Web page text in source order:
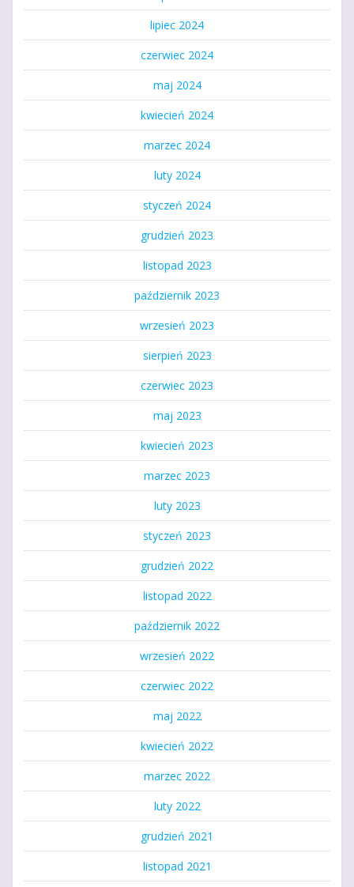
lipiec 2024
czerwiec 2024
maj 2024
kwiecień 2024
marzec 2024
luty 2024
styczeń 2024
grudzień 2023
listopad 2023
październik 2023
wrzesień 2023
sierpień 2023
czerwiec 2023
maj 2023
kwiecień 2023
marzec 2023
luty 2023
styczeń 2023
grudzień 2022
listopad 2022
październik 2022
wrzesień 2022
czerwiec 2022
maj 2022
kwiecień 2022
marzec 2022
luty 2022
grudzień 2021
listopad 2021